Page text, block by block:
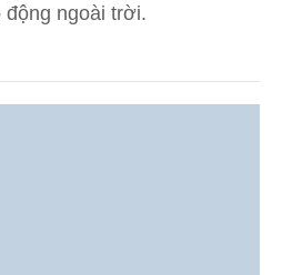
động ngoài trời.